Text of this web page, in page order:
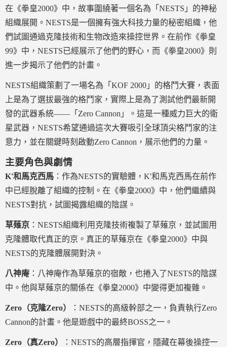
在《拳皇2000》中，故事圍繞著一個名為「NESTS」的神秘
組織展開。NESTS是一個擁有強大科技力量的秘密組織，他
們試圖通過克隆技術和生物改造來操控世界。在前作《拳皇
99》中，NESTS已經展示了他們的野心，而《拳皇2000》則
進一步揭示了他們的計畫。
NESTS組織策劃了一場名為「KOF 2000」的格鬥大賽，表面
上是為了選拔最強的格鬥家，實際上是為了測試他們最新開
發的武器系統——「Zero Cannon」。這是一種威力巨大的衛
星武器，NESTS希望通過這次大賽吸引全球頂尖格鬥家的注
意力，並在關鍵時刻啟動Zero Cannon，展示他們的力量。
主要角色與劇情
K'和馬克西馬 ：作為NESTS的實驗體，K'和馬克西馬在前作
中已經脫離了組織的控制。在《拳皇2000》中，他們繼續與
NESTS對抗，試圖揭露組織的陰謀。
草薙京 ：NESTS組織利用克隆技術複製了草薙京，並試圖用
克隆體取代真正的京。真正的草薙京在《拳皇2000》中與
NESTS的克隆體展開對決。
八神庵 ：八神庵作為草薙京的宿敵，也捲入了NESTS的陰謀
中。他與草薙京的關係在《拳皇2000》中變得更加複雜。
Zero（克隆Zero）
：NESTS的高級幹部之一，負責執行Zero
Cannon的計畫。他是遊戲中的最終BOSS之一。
Zero（真Zero）
：NESTS的高層指揮官，隱藏在幕後操控一